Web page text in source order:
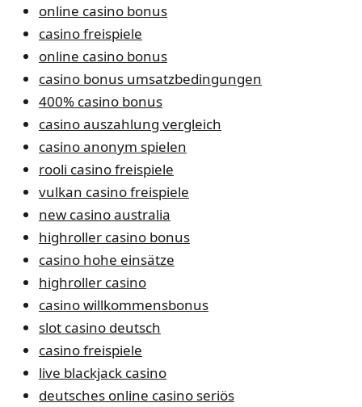
online casino bonus
casino freispiele
online casino bonus
casino bonus umsatzbedingungen
400% casino bonus
casino auszahlung vergleich
casino anonym spielen
rooli casino freispiele
vulkan casino freispiele
new casino australia
highroller casino bonus
casino hohe einsätze
highroller casino
casino willkommensbonus
slot casino deutsch
casino freispiele
live blackjack casino
deutsches online casino seriös